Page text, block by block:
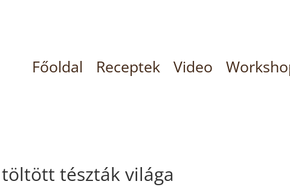
Főoldal Receptek Video
tészták világa